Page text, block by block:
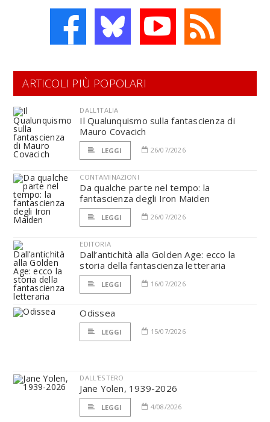
ARTICOLI PIÙ POPOLARI
DALL'ITALIA
Il Qualunquismo sulla fantascienza di
Mauro Covacich
LEGGI 26/07/2026
CONTAMINAZIONI
Da qualche parte nel tempo: la
fantascienza degli Iron Maiden
LEGGI 26/07/2026
EDITORIA
Dall’antichità alla Golden Age: ecco la
storia della fantascienza letteraria
LEGGI 16/07/2026
Odissea
LEGGI 15/07/2026
DALL'ESTERO
Jane Yolen, 1939-2026
LEGGI 4/08/2026